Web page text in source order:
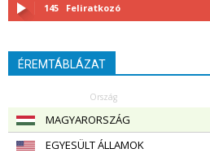
145 Feliratkozó
ÉREMTÁBLÁZAT
Ország
MAGYARORSZÁG
EGYESÜLT ÁLLAMOK